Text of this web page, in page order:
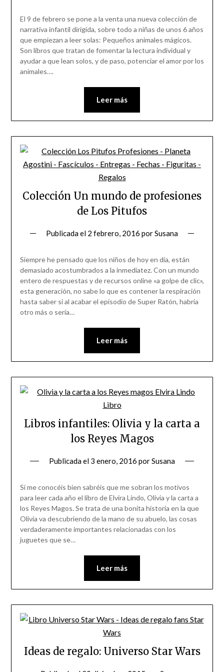
El 9 de febrero se pone a la venta una nueva colección de
narrativa infantil dirigida, sobre todo a niñas de unos 6 años
que empiezan a leer solas: Pequeños animales mágicos.
Son libros que tratan de fomentar la lectura individual y
ayudar a que lean solos, y de paso, potenciar el amor por los
animales….
Leer más
Colección Un mundo de profesiones
de Los Pitufos
Publicada el 2 febrero, 2016 porSusana
Siempre he pensado que los niños de hoy en día, están
demasiado acostumbrados a la inmediatez. Con un mundo
entero de respuestas y de recursos online «a golpe de clic»,
esta generación, no sabe lo que es contener la respiración
hasta saber si al acabar el episodio de Super Ratón, habría
otro más o sería…
Leer más
Libros infantiles: Olivia y la carta a
los Reyes Magos
Publicada el 3 enero, 2016 porSusana
Si me conocéis bien sabréis que me sobran los motivos
para leer cada año el libro de Elvira Lindo, Olivia y la carta a
los Reyes Magos. Se trata de una bonita historia en la que
Olivia va descubriendo de la mano de su abuelo, las cosas
verdaderamente importantes relacionadas con los
juguetes que se…
Leer más
Ideas de regalo: Universo Star Wars